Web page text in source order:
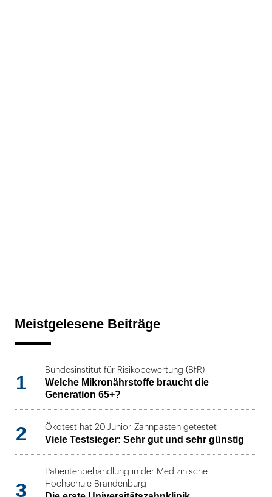
Meistgelesene Beiträge
1
Bundesinstitut für Risikobewertung (BfR)
Welche Mikronährstoffe braucht die
Generation 65+?
2 Ökotest hat 20 Junior-Zahnpasten getestet
Viele Testsieger: Sehr gut und sehr günstig
3
Patientenbehandlung in der Medizinische
Hochschule Brandenburg